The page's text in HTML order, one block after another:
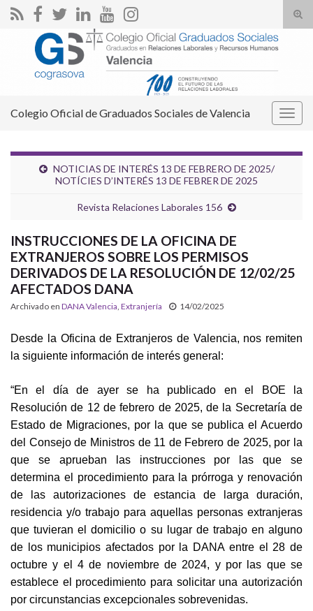
el
Search for:
Colegio Oficial de Graduados Sociales de Valencia
NOTICIAS DE INTERÉS 13 DE FEBRERO DE 2025/
NOTÍCIES D’INTERÉS 13 DE FEBRER DE 2025
Revista Relaciones Laborales 156
INSTRUCCIONES DE LA OFICINA DE
EXTRANJEROS SOBRE LOS PERMISOS
DERIVADOS DE LA RESOLUCIÓN DE 12/02/25
AFECTADOS DANA
Archivado en DANA Valencia Extranjería 14/02/2025
Desde la Oficina de Extranjeros de Valencia, nos remiten
la siguiente información de interés general:
“En el día de ayer se ha publicado en el BOE la
Resolución de 12 de febrero de 2025, de la Secretaría de
Estado de Migraciones, por la que se publica el Acuerdo
del Consejo de Ministros de 11 de Febrero de 2025, por la
que se aprueban las instrucciones por las que se
determina el procedimiento para la prórroga y renovación
de las autorizaciones de estancia de larga duración,
residencia y/o trabajo para aquellas personas extranjeras
que tuvieran el domicilio o su lugar de trabajo en alguno
de los municipios afectados por la DANA entre el 28 de
octubre y el 4 de noviembre de 2024, y por las que se
establece el procedimiento para solicitar una autorización
por circunstancias excepcionales sobrevenidas.